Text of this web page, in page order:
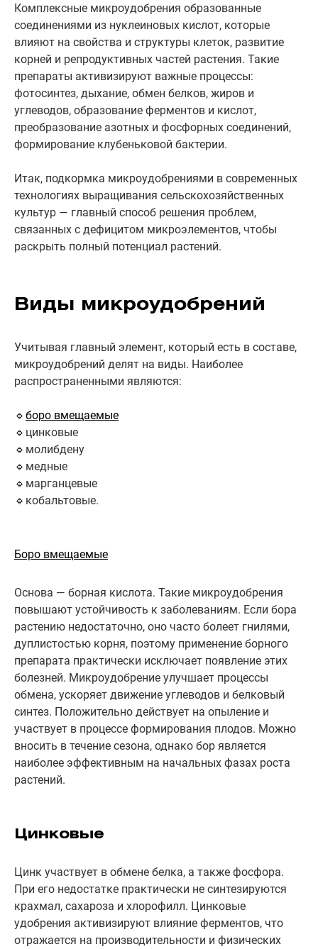
Комплексные микроудобрения образованные
соединениями из нуклеиновых кислот, которые
влияют на свойства и структуры клеток, развитие
корней и репродуктивных частей растения. Такие
препараты активизируют важные процессы:
фотосинтез, дыхание, обмен белков, жиров и
углеводов, образование ферментов и кислот,
преобразование азотных и фосфорных соединений,
формирование клубеньковой бактерии.
Итак, подкормка микроудобрениями в современных
технологиях выращивания сельскохозяйственных
культур — главный способ решения проблем,
связанных с дефицитом микроэлементов, чтобы
раскрыть полный потенциал растений.
Виды микроудобрений
Учитывая главный элемент, который есть в составе,
микроудобрений делят на виды. Наиболее
распространенными являются:
🔹 боро вмещаемые
🔹цинковые
🔹молибдену
🔹медные
🔹марганцевые
🔹кобальтовые.
Боро вмещаемые
Основа — борная кислота. Такие микроудобрения
повышают устойчивость к заболеваниям. Если бора
растению недостаточно, оно часто болеет гнилями,
дуплистостью корня, поэтому применение борного
препарата практически исключает появление этих
болезней. Микроудобрение улучшает процессы
обмена, ускоряет движение углеводов и белковый
синтез. Положительно действует на опыление и
участвует в процессе формирования плодов. Можно
вносить в течение сезона, однако бор является
наиболее эффективным на начальных фазах роста
растений.
Цинковые
Цинк участвует в обмене белка, а также фосфора.
При его недостатке практически не синтезируются
крахмал, сахароза и хлорофилл. Цинковые
удобрения активизируют влияние ферментов, что
отражается на производительности и физических